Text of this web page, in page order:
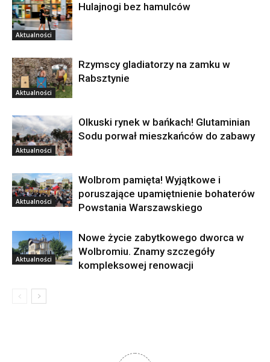
Aktualności
Hulajnogi bez hamulców
Aktualności
Rzymscy gladiatorzy na zamku w
Rabsztynie
Aktualności
Olkuski rynek w bańkach! Glutaminian
Sodu porwał mieszkańców do zabawy
Aktualności
Wolbrom pamięta! Wyjątkowe i
poruszające upamiętnienie bohaterów
Powstania Warszawskiego
Aktualności
Nowe życie zabytkowego dworca w
Wolbromiu. Znamy szczegóły
kompleksowej renowacji